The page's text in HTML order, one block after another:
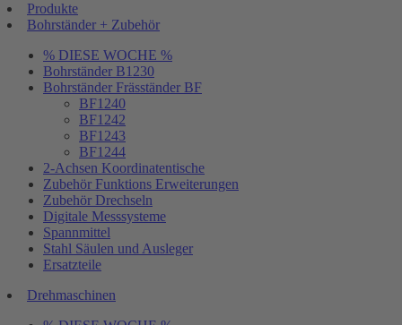
Produkte
Bohrständer + Zubehör
% DIESE WOCHE %
Bohrständer B1230
Bohrständer Fräsständer BF
BF1240
BF1242
BF1243
BF1244
2-Achsen Koordinatentische
Zubehör Funktions Erweiterungen
Zubehör Drechseln
Digitale Messsysteme
Spannmittel
Stahl Säulen und Ausleger
Ersatzteile
Drehmaschinen